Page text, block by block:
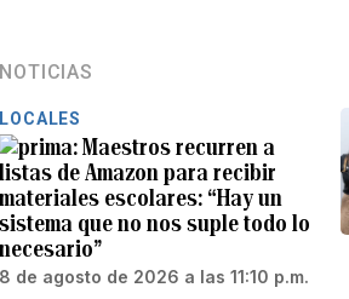
NOTICIAS
LOCALES
Maestros recurren a
listas de Amazon para recibir
materiales escolares: “Hay un
sistema que no nos suple todo lo
necesario”
8 de agosto de 2026 a las 11:10 p.m.